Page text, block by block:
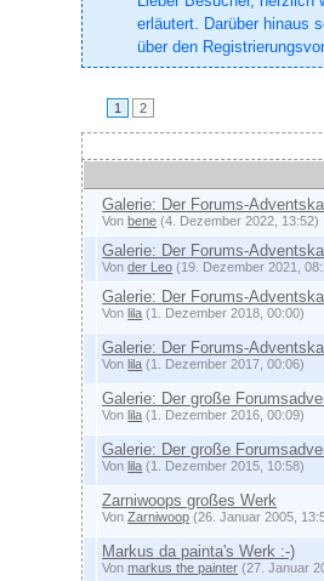
erläutert. Darüber hinaus
über den
1 2
Galerie: Der Forums-
Von bene (4. Dezember 2022, 13:52)
Galerie: Der Forums-
Vonder Leo (19. Dezember 2021,
Galerie: Der Forums-
Von lila (1. Dezember 2018, 00:00)
Galerie: Der Forums-
Von lila (1. Dezember 2017, 00:06)
Galerie: Der große
Von lila (1. Dezember 2016, 00:09)
Galerie: Der große
Von lila (1. Dezember 2015, 10:58)
Zarniwoops großes Werk
VonZarniwoop (26. Januar 2005,
Markus da painta's Werk :-)
Vonmarkus the painter (27. Januar